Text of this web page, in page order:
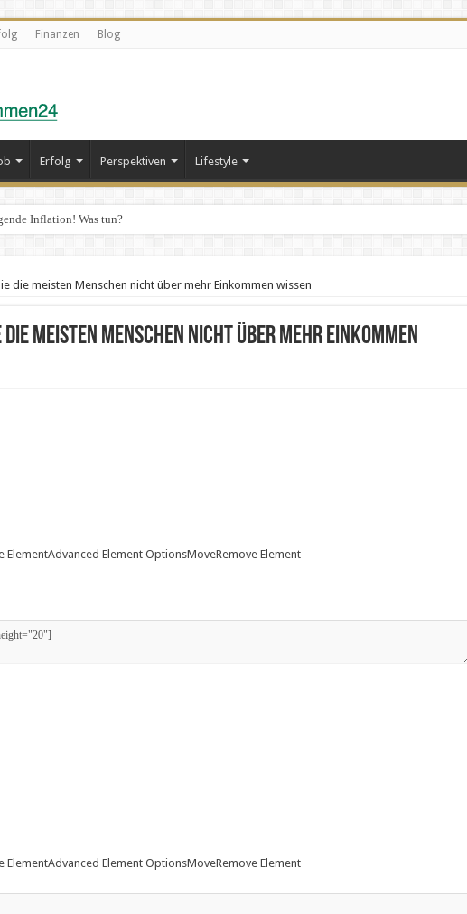
Finanzen Blog
Erfolg Perspektiven Lifestyle
Inflation! Was tun?
die meisten Menschen nicht über mehr Einkommen wissen
die meisten Menschen nicht über mehr Einkommen
ElementAdvanced Element OptionsMoveRemove Element
ElementAdvanced Element OptionsMoveRemove Element